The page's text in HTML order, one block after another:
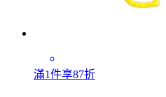
滿1件享87折